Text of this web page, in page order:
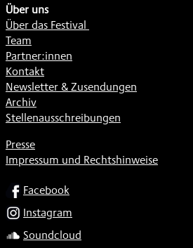
Über uns
Über das Festival
Team
Partner:innen
Kontakt
Newsletter & Zusendungen
Archiv
Stellenausschreibungen
Presse
Impressum und Rechtshinweise
SOCIALFacebook
Instagram
Soundcloud